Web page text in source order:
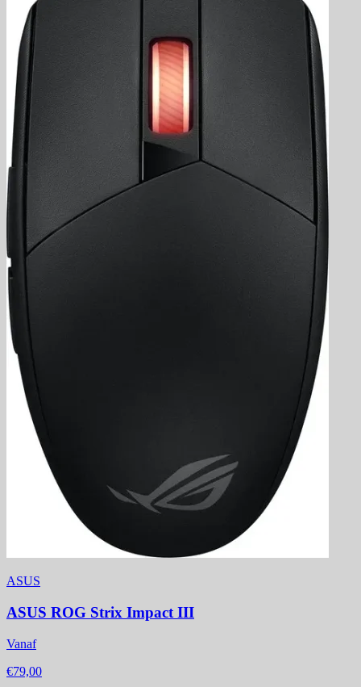
ASUS
ASUS ROG Strix Impact III
Vanaf
€79,00